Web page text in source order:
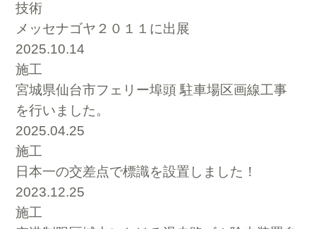
技術
メッセナゴヤ２０１１に出展
2025.10.14
施工
宮城県仙台市フェリー埠頭 駐車場区画線工事
を行いました。
2025.04.25
施工
日本一の交差点で標識を設置しました！
2023.12.25
施工